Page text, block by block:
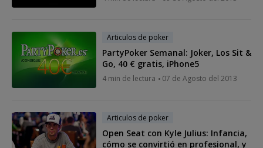
Articulos de poker
PartyPoker Semanal: Joker, Los Sit &
Go, 40 € gratis, iPhone5
4 min de lectura 07 de Agosto del 2013
Articulos de poker
Open Seat con Kyle Julius: Infancia,
cómo se convirtió en profesional, y